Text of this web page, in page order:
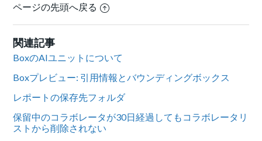
ページの先頭へ戻る
関連記事
BoxのAIユニットについて
Boxプレビュー: 引用情報とバウンディングボックス
レポートの保存先フォルダ
保留中のコラボレータが30日経過してもコラボレータリ
ストから削除されない